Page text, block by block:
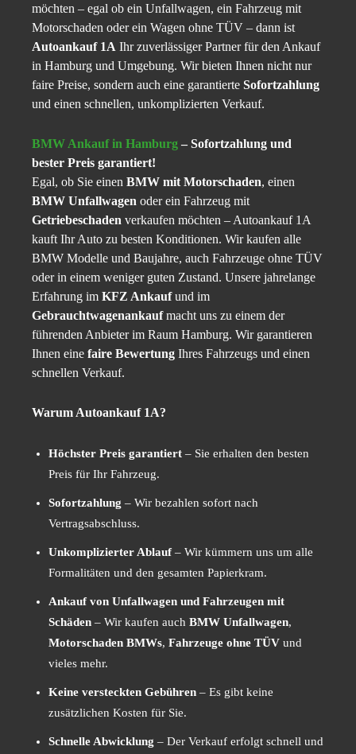
möchten – egal ob ein Unfallwagen, ein Fahrzeug mit
Motorschaden oder ein Wagen ohne TÜV – dann ist
Autoankauf 1A Ihr zuverlässiger Partner für den Ankauf
in Hamburg und Umgebung. Wir bieten Ihnen nicht nur
faire Preise, sondern auch eine garantierte Sofortzahlung
und einen schnellen, unkomplizierten Verkauf.
BMW Ankauf in Hamburg – Sofortzahlung und
bester Preis garantiert!
Egal, ob Sie einen BMW mit Motorschaden, einen
BMW Unfallwagen oder ein Fahrzeug mit
Getriebeschaden verkaufen möchten – Autoankauf 1A
kauft Ihr Auto zu besten Konditionen. Wir kaufen alle
BMW Modelle und Baujahre, auch Fahrzeuge ohne TÜV
oder in einem weniger guten Zustand. Unsere jahrelange
Erfahrung im KFZ Ankaufund im
Gebrauchtwagenankaufmacht uns zu einem der
führenden Anbieter im Raum Hamburg. Wir garantieren
Ihnen eine faire Bewertung Ihres Fahrzeugs und einen
schnellen Verkauf.
Warum Autoankauf 1A?
Höchster Preis garantiert – Sie erhalten den besten
Preis für Ihr Fahrzeug.
Sofortzahlung – Wir bezahlen sofort nach
Vertragsabschluss.
Unkomplizierter Ablauf– Wir kümmern uns um alle
Formalitäten und den gesamten Papierkram.
Ankauf von Unfallwagen und Fahrzeugen mit
Schäden – Wir kaufen auch BMW Unfallwagen,
Motorschaden BMWs, Fahrzeuge ohne TÜV und
vieles mehr.
Keine versteckten Gebühren – Es gibt keine
zusätzlichen Kosten für Sie.
Schnelle Abwicklung – Der Verkauf erfolgt schnell und